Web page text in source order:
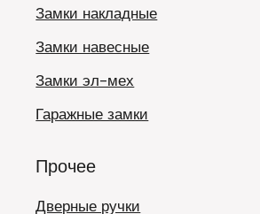
Замки накладные
Замки навесные
Замки эл-мех
Гаражные замки
Прочее
Дверные ручки